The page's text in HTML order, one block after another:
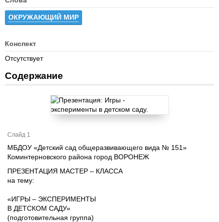
ОКРУЖАЮЩИЙ МИР
Конспект
Отсутствует
Содержание
Слайд 1
МБДОУ «Детский сад общеразвивающего вида № 151»
Коминтерновского района город ВОРОНЕЖ
ПРЕЗЕНТАЦИЯ МАСТЕР – КЛАССА
на тему:
«ИГРЫ – ЭКСПЕРИМЕНТЫ
В ДЕТСКОМ САДУ»
(подготовительная группа)